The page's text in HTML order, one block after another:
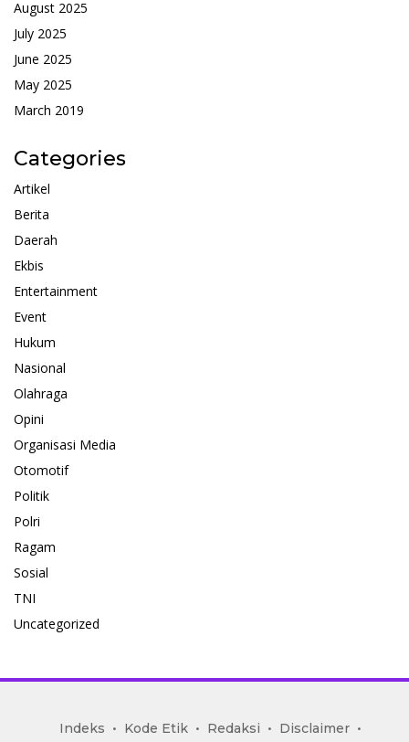
August 2025
July 2025
June 2025
May 2025
March 2019
Categories
Artikel
Berita
Daerah
Ekbis
Entertainment
Event
Hukum
Nasional
Olahraga
Opini
Organisasi Media
Otomotif
Politik
Polri
Ragam
Sosial
TNI
Uncategorized
mediakoran.com
Indeks Kode Etik Redaksi
Disclaimer